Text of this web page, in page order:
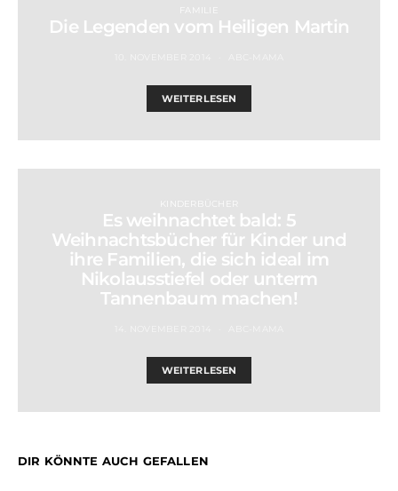
FAMILIE
Die Legenden vom Heiligen Martin
WEITERLESEN
KINDERBÜCHER
Es weihnachtet bald: 5
Weihnachtsbücher für Kinder und
ihre Familien, die sich ideal im
Nikolausstiefel oder unterm
Tannenbaum machen!
WEITERLESEN
DIR KÖNNTE AUCH GEFALLEN